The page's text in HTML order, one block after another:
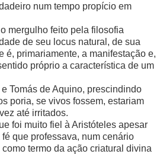
num tempo propício em
mergulho feito pela filosofia
de seu locus natural, de sua
é, primariamente, a manifestação e,
próprio a característica de um
Tomás de Aquino, prescindindo
poria, se vivos fossem, estariam
até irritados.
foi muito fiel à Aristóteles apesar
que professava, num cenário
termo da ação criatural divina